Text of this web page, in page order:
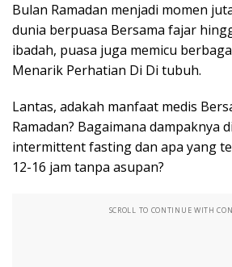
Bulan Ramadan menjadi momen
dunia berpuasa Bersama fajar
ibadah, puasa juga memicu
Menarik Perhatian Di Di tubuh.
Lantas, adakah manfaat medis
Ramadan? Bagaimana dampaknya
intermittent fasting dan apa yang
12-16 jam tanpa asupan?
SCROLL TO CONTINUE WITH